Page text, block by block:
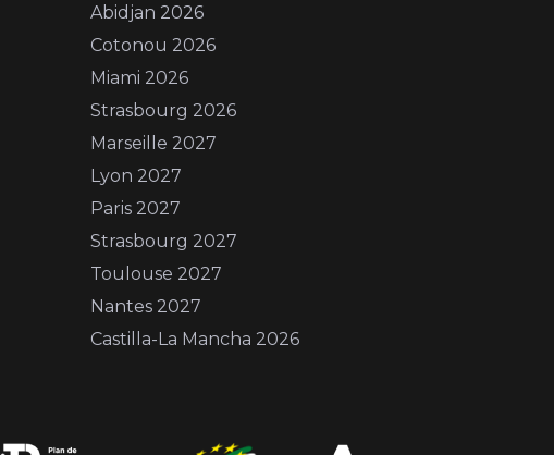
Abidjan 2026
Cotonou 2026
Miami 2026
Strasbourg 2026
Marseille 2027
Lyon 2027
Paris 2027
Strasbourg 2027
Toulouse 2027
Nantes 2027
Castilla-La Mancha 2026